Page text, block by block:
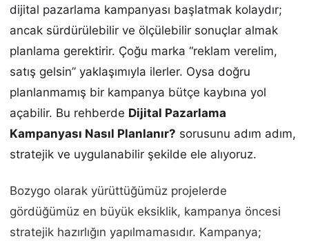
dijital pazarlama kampanyası başlatmak kolaydır;
ancak sürdürülebilir ve ölçülebilir sonuçlar almak
planlama gerektirir. Çoğu marka “reklam verelim,
satış gelsin” yaklaşımıyla ilerler. Oysa doğru
planlanmamış bir kampanya bütçe kaybına yol
açabilir. Bu rehberde Dijital Pazarlama
Kampanyası Nasıl Planlanır? sorusunu adım adım,
stratejik ve uygulanabilir şekilde ele alıyoruz.
Bozygo olarak yürüttüğümüz projelerde
gördüğümüz en büyük eksiklik, kampanya öncesi
stratejik hazırlığın yapılmamasıdır. Kampanya;